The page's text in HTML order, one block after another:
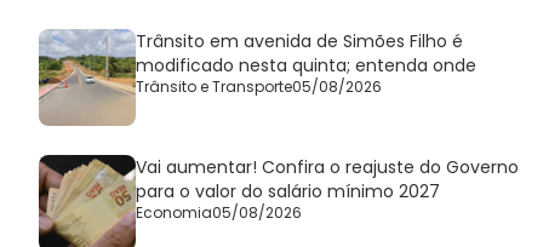
Trânsito em avenida de Simões Filho é
modificado nesta quinta; entenda onde
Trânsito e Transporte05/08/2026
Vai aumentar! Confira o reajuste do Governo
para o valor do salário mínimo 2027
Economia05/08/2026